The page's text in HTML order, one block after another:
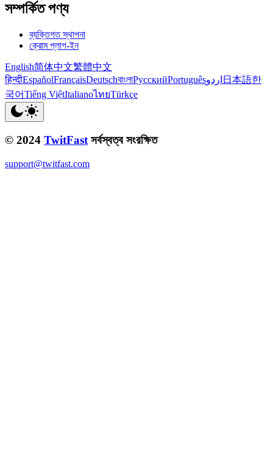
সম্পর্কিত পণ্য
ব্যক্তিগত স্থাপনা
ক্রোম প্লাগ-ইন
English简体中文繁體中文
हिन्दीEspañolFrançaisDeutschবাংলাРусскийPortuguêsاردو 日本語한
국어Tiếng ViệtItalianoไทยTürkçe
© 2024 TwitFast সর্বস্বত্ব সংরক্ষিত
support@twitfast.com